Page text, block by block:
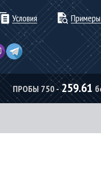
Условия Примеры
ПРОБЫ 750 -259.61